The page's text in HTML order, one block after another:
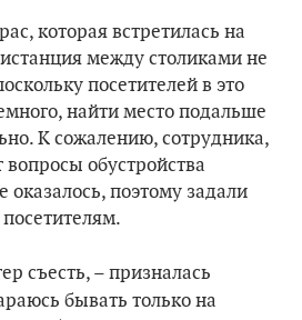
которая встретилась на
между столиками не
посетителей в это
найти место подальше
К сожалению, сотрудника,
обустройства
оказалось, поэтому задали
съесть, – призналась
бывать только на